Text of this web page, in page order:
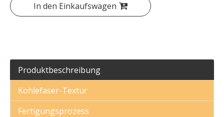
In den Einkaufswagen
Produktbeschreibung
Kohlefaser-Textur
Fertigungsprozess